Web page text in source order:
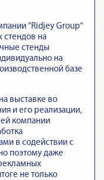
"Ridjey Group"
стендов на
стенды
на
базе
выставке во
и его реализации,
компании
в содействии с
поэтому даже
не только